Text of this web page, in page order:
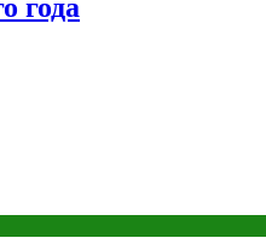
года